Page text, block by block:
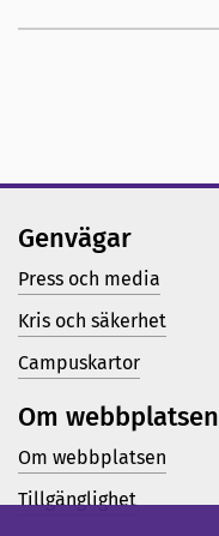
Genvägar
Press och media
Kris och säkerhet
Campuskartor
Om webbplatsen
Om webbplatsen
Tillgänglighet